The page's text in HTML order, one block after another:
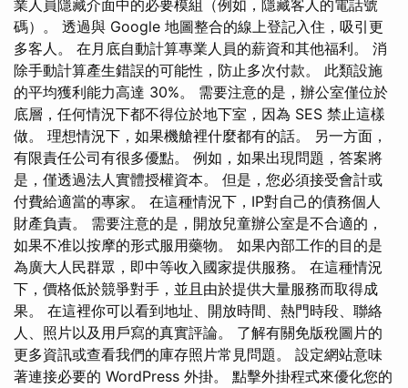
業人員隱藏介面中的必要模組（例如，隱藏客人的電話號
碼）。 透過與 Google 地圖整合的線上登記入住，吸引更
多客人。 在月底自動計算專業人員的薪資和其他福利。 消
除手動計算產生錯誤的可能性，防止多次付款。 此類設施
的平均獲利能力高達 30%。 需要注意的是，辦公室僅位於
底層，任何情況下都不得位於地下室，因為 SES 禁止這樣
做。 理想情況下，如果機艙裡什麼都有的話。 另一方面，
有限責任公司有很多優點。 例如，如果出現問題，答案將
是，僅透過法人實體授權資本。 但是，您必須接受會計或
付費給適當的專家。 在這種情況下，IP對自己的債務個人
財產負責。 需要注意的是，開放兒童辦公室是不合適的，
如果不准以按摩的形式服用藥物。 如果內部工作的目的是
為廣大人民群眾，即中等收入國家提供服務。 在這種情況
下，價格低於競爭對手，並且由於提供大量服務而取得成
果。 在這裡你可以看到地址、開放時間、熱門時段、聯絡
人、照片以及用戶寫的真實評論。 了解有關免版稅圖片的
更多資訊或查看我們的庫存照片常見問題。 設定網站意味
著連接必要的 WordPress 外掛。 點擊外掛程式來優化您的